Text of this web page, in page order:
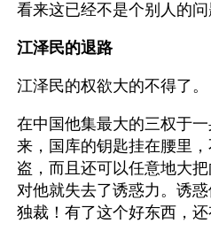
看来这已经不是个别人的问
江泽民的退路
江泽民的权欲大的不得了。
在中国他集最大的三权于
来，国库的钥匙挂在腰里
盗，而且还可以任意地大
对他就失去了诱惑力。诱
独裁！有了这个好东西，